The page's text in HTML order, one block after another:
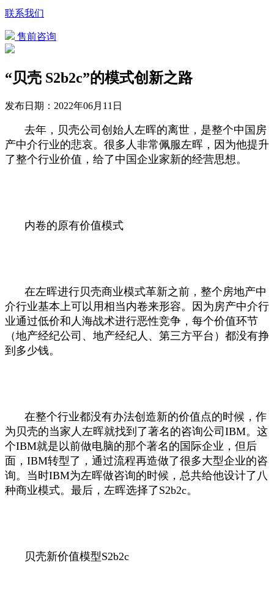
联系我们
售前咨询
“贝壳 S2b2c”的模式创新之路
发布日期： 2022年06月11日
去年，贝壳公司创始人左晖的离世，是整个中国房
产中介行业的悲哀。很多人非常佩服左晖，因为他提升
了整个行业价值，给了中国企业家新的经营思想。
内卷的原有价值模式
在左晖进行贝壳商业模式革新之前，整个房地产中
介行业基本上可以用相当内卷来形容。因为房产中介行
业通过低价和人海战术进行恶性竞争，每个价值环节
（地产经纪公司、地产经纪人、第三方平台）都没有挣
到多少钱。
在整个行业都没有办法创造新的价值点的时候，作
为贝壳的当家人左晖就找到了著名的咨询公司IBM。这
个IBM就是以前做电脑的那个著名的国际企业，但后
面，IBM转型了，通过流程再造做了很多大型企业的咨
询。当时IBM为左晖做咨询的时候，总共给他设计了八
种商业模式。最后，左晖选择了S2b2c。
贝壳新价值模型S2b2c